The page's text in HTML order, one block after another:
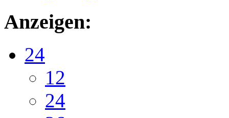
Anzeigen:
24
12
24